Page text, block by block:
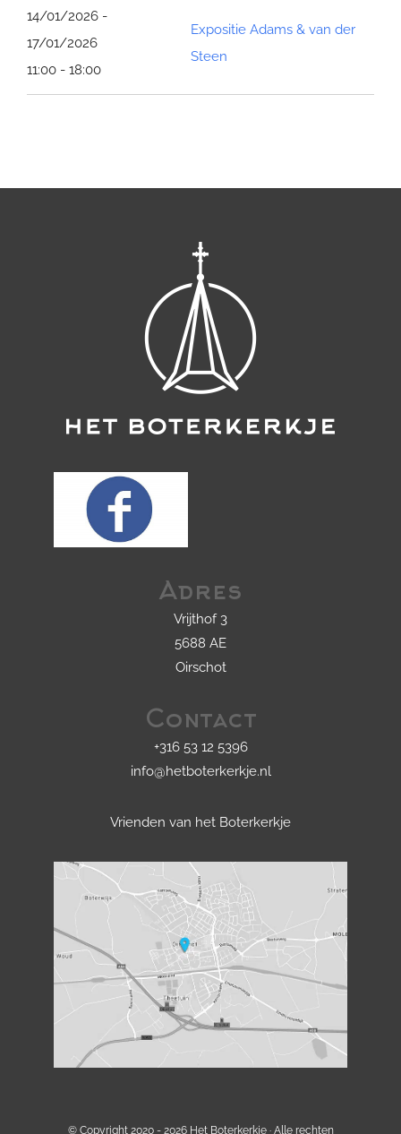
14/01/2026 -
17/01/2026
11:00 - 18:00
Expositie Adams & van der
Steen
Adres
Vrijthof 3
5688 AE
Oirschot
Contact
+316 53 12 5396
info@hetboterkerkje.nl
Vrienden van het Boterkerkje
© Copyright 2020 - 2026 Het Boterkerkje· Alle rechten